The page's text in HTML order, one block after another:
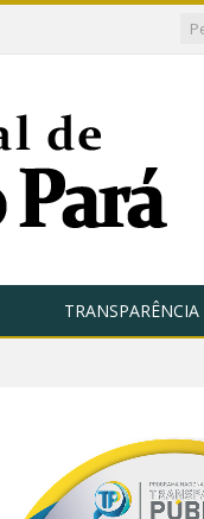
TRANSPARÊNCIA